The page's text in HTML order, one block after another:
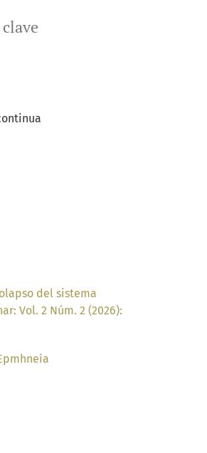
del sistema
Vol. 2 Núm. 2 (2026):